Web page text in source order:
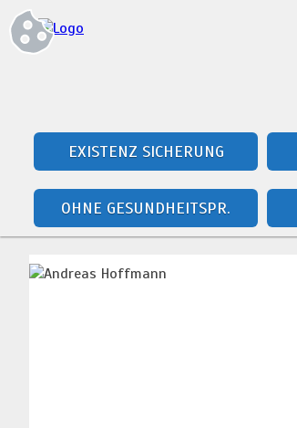
EXISTENZ SICHERUNG
OHNE GESUNDHEITSPR.